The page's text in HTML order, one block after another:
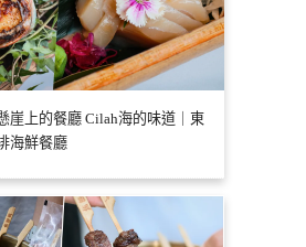
崖上的餐廳 Cilah海的味道｜東
海鮮餐廳